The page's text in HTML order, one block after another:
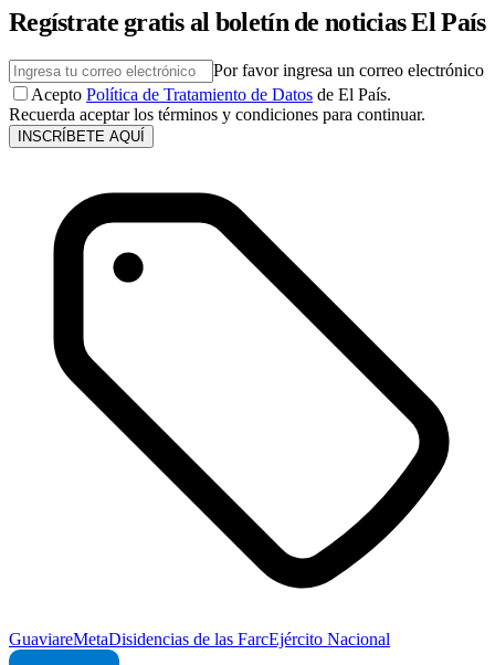
Regístrate gratis al boletín de noticias El País
Por favor ingresa un correo electrónico
Acepto Política de Tratamiento de Datos de El País.
Recuerda aceptar los términos y condiciones para continuar.
INSCRÍBETE AQUÍ
GuaviareMetaDisidencias de las FarcEjército Nacional